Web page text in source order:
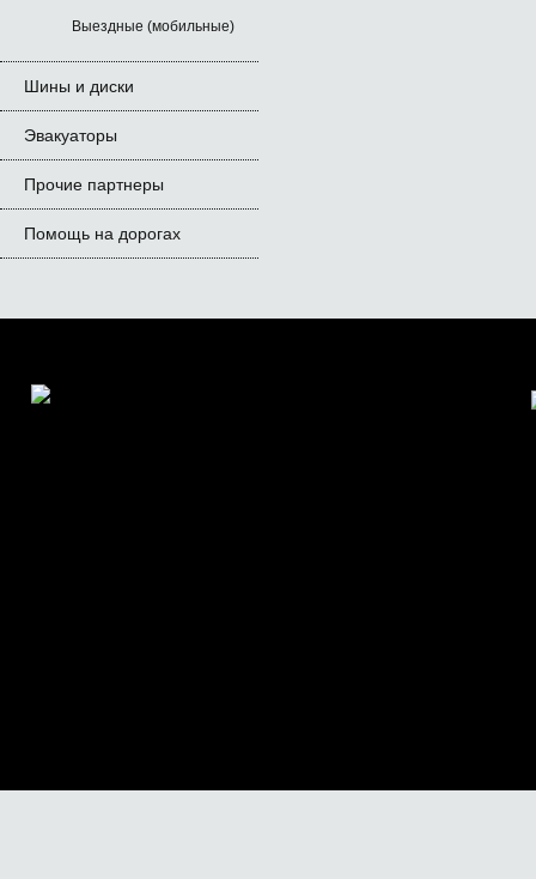
Выездные (мобильные)
Шины и диски
Эвакуаторы
Прочие партнеры
Помощь на дорогах